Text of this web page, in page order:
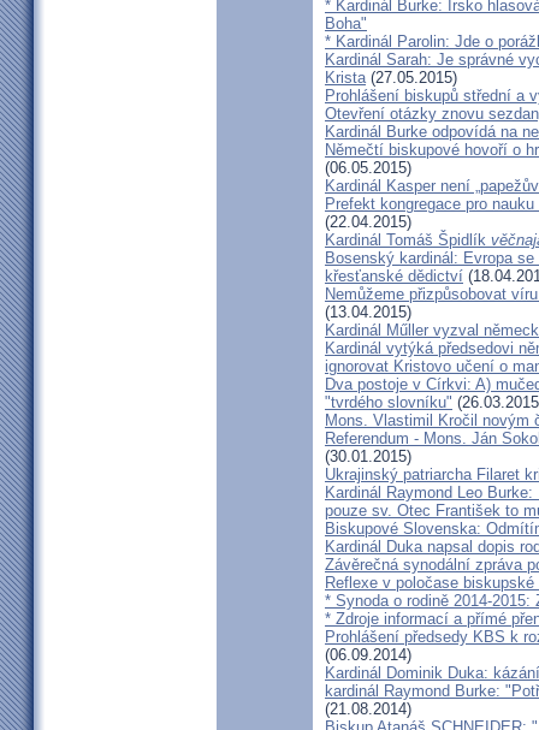
* Kardinál Burke: Irsko
Boha"
* Kardinál Parolin: Jde o
Kardinál Sarah: Je správné
Krista(27.05.2015)
Prohlášení biskupů střední a
Otevření otázky znovu
Kardinál Burke odpovídá na
Němečtí biskupové hovoří o
(06.05.2015)
Kardinál Kasper není
Prefekt kongregace pro
(22.04.2015)
Kardinál Tomáš Špidlík
Bosenský kardinál: Evropa
křesťanské dědictví
Nemůžeme přizpůsobovat
(13.04.2015)
Kardinál Műller vyzval
Kardinál vytýká předsedovi
ignorovat Kristovo učení o
Dva postoje v Církvi: A)
"tvrdého slovníku"
Mons. Vlastimil Kročil novým
Referendum - Mons. Ján
(30.01.2015)
Ukrajinský patriarcha Filaret
Kardinál Raymond Leo
pouze sv. Otec František to
Biskupové Slovenska:
Kardinál Duka napsal dopis
Závěrečná synodální zpráva
Reflexe v poločase
* Synoda o rodině 2014-2015:
* Zdroje informací a přímé
Prohlášení předsedy KBS k
(06.09.2014)
Kardinál Dominik Duka:
kardinál Raymond Burke:
(21.08.2014)